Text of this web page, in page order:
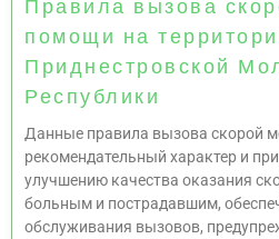
Правила вызова
помощи на
Приднестровской
Республики
Данные правила вызова скорой
рекомендательный характер и
улучшению качества оказания
больным и пострадавшим,
обслуживания вызовов,